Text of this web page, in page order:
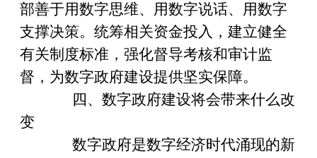
部善于用数字思维、用数字说话、用数字
支撑决策。统筹相关资金投入，建立健全
有关制度标准，强化督导考核和审计监
督，为数字政府建设提供坚实保障。
四、数字政府建设将会带来什么改
变
数字政府是数字经济时代涌现的新